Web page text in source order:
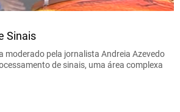
Sinais
moderado pela jornalista Andreia Azevedo
de sinais, uma área complexa